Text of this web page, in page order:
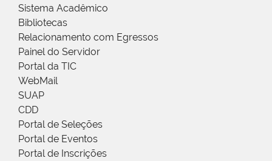
Sistema Acadêmico
Bibliotecas
Relacionamento com Egressos
Painel do Servidor
Portal da TIC
WebMail
SUAP
CDD
Portal de Seleções
Portal de Eventos
Portal de Inscrições